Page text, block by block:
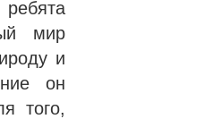
мир
и
он
того,